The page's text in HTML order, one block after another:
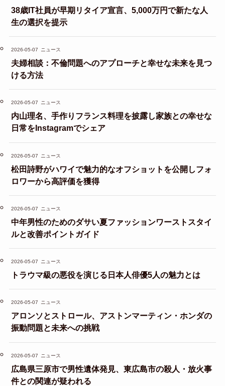
38歳IT社員が早期リタイア宣言、5,000万円で新たな人
生の選択を提示
2026-05-07 ニュース
夫婦相談：不倫問題へのアプローチと幸せな未来を見つ
ける方法
2026-05-07 ニュース
内山理名、手作りフランス料理を披露し家族との幸せな
日常をInstagramでシェア
2026-05-07 ニュース
松田詩野がハワイで魅力的なオフショットを公開しフォ
ロワーから高評価を獲得
2026-05-07 ニュース
中年男性のためのダサい夏ファッションワーストスタイ
ルと改善ポイントガイド
2026-05-07 ニュース
トラウマ級の悪役を演じる日本人俳優5人の魅力とは
2026-05-07 ニュース
アロンソとストロール、アストンマーティン・ホンダの
振動問題と未来への挑戦
2026-05-07 ニュース
広島県三原市で男性遺体発見、東広島市の殺人・放火事
件との関連が疑われる